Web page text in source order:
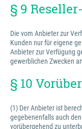
§ 9
Die vom Anbieter zur
Kunden nur für eigene
Anbieter zur Verfügung
gewerblichen Zwecken
§ 10
(1) Der Anbieter ist
gegebenenfalls auch
vorübergehend zu